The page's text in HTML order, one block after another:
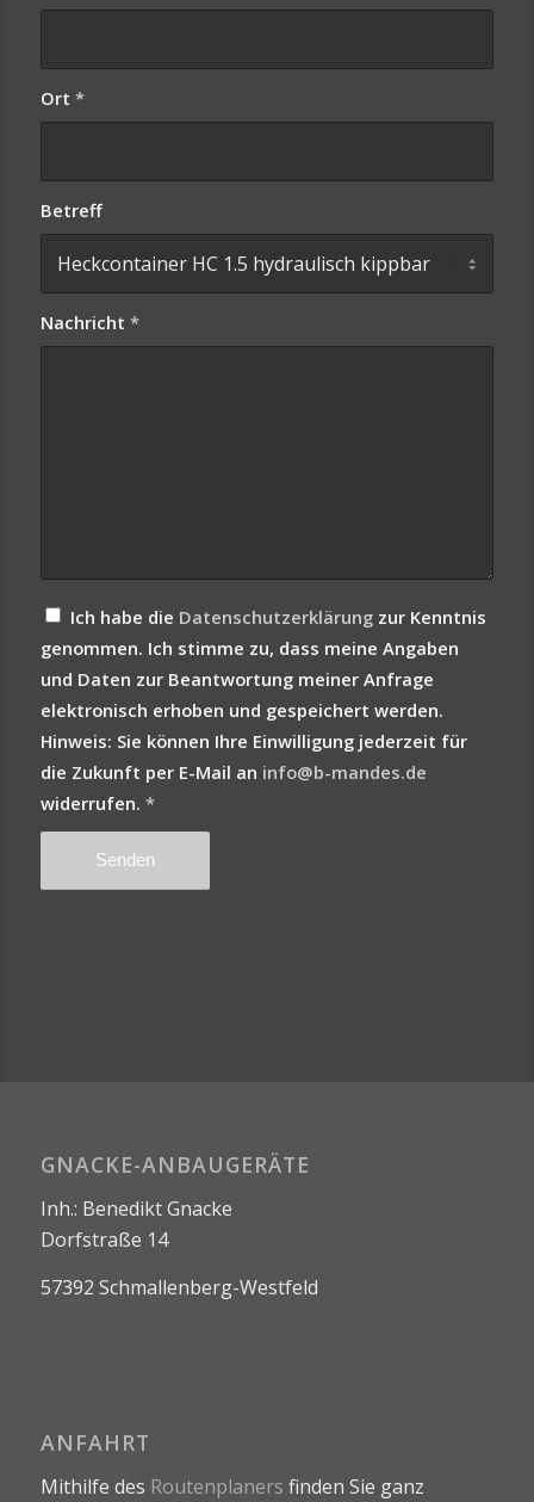
Ort *
Betreff
Nachricht *
Ich habe die Datenschutzerklärungzur Kenntnis
genommen. Ich stimme zu, dass meine Angaben
und Daten zur Beantwortung meiner Anfrage
elektronisch erhoben und gespeichert werden.
Hinweis: Sie können Ihre Einwilligung jederzeit für
die Zukunft per E-Mail an info@b-mandes.de
widerrufen. *
GNACKE-ANBAUGERÄTE
Inh.: Benedikt Gnacke
Dorfstraße 14
57392 Schmallenberg-Westfeld
ANFAHRT
Mithilfe des Routenplaners finden Sie ganz